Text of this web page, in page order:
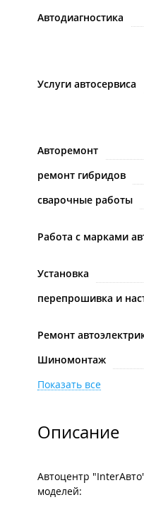
Автодиагностика
Услуги автосервиса
Авторемонт
ремонт гибридов
сварочные работы
Работа с марками
Установка
перепрошивка и
Ремонт
Шиномонтаж
Показать все
Описание
Автоцентр
моделей: